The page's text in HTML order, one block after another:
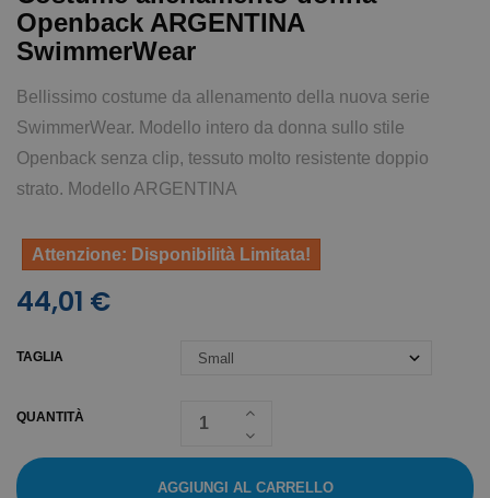
Openback ARGENTINA
SwimmerWear
Bellissimo costume da allenamento della nuova serie
SwimmerWear. Modello intero da donna sullo stile
Openback senza clip, tessuto molto resistente doppio
strato. Modello ARGENTINA
Attenzione: Disponibilità Limitata!
44,01 €
TAGLIA
QUANTITÀ
AGGIUNGI AL CARRELLO